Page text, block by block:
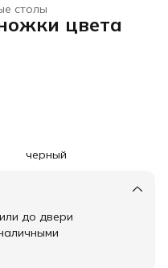
столы
цвета
черный
до двери